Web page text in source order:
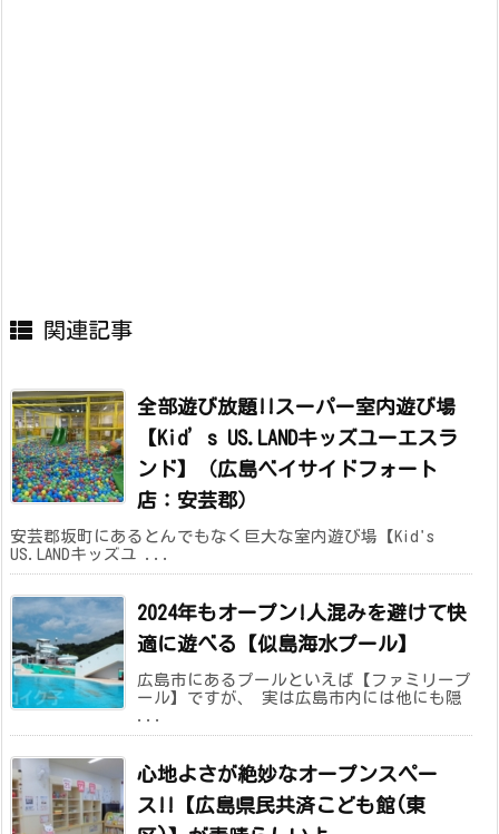
関連記事
全部遊び放題!!スーパー室内遊び場
【Kid’s US.LANDキッズユーエスラ
ンド】（広島ベイサイドフォート
店：安芸郡）
安芸郡坂町にあるとんでもなく巨大な室内遊び場【Kid's
US.LANDキッズユ ...
2024年もオープン!人混みを避けて快
適に遊べる【似島海水プール】
広島市にあるプールといえば【ファミリープ
ール】ですが、 実は広島市内には他にも隠
...
心地よさが絶妙なオープンスペー
ス!!【広島県民共済こども館(東